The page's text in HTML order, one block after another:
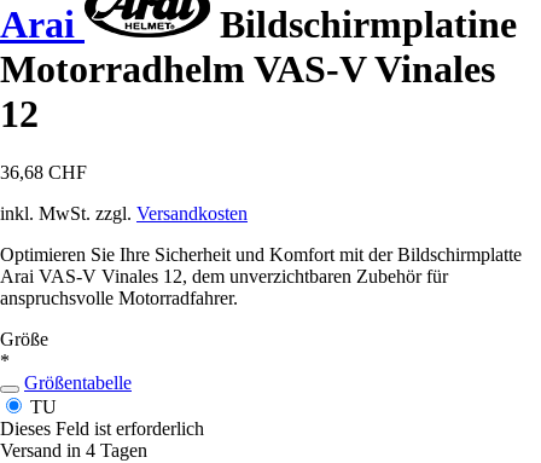
Arai
Bildschirmplatine
Motorradhelm VAS-V Vinales
12
36,68 CHF
inkl. MwSt. zzgl. Versandkosten
Optimieren Sie Ihre Sicherheit und Komfort mit der Bildschirmplatte
Arai VAS-V Vinales 12, dem unverzichtbaren Zubehör für
anspruchsvolle Motorradfahrer.
Größe
*
Größentabelle
TU
Dieses Feld ist erforderlich
Versand in 4 Tagen